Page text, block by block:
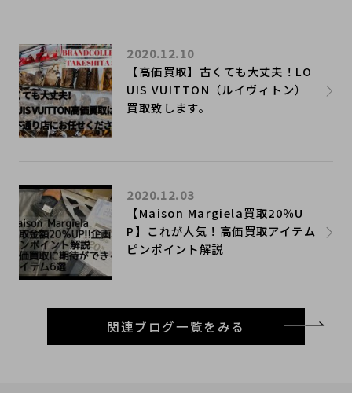
【高価買取】古くても大丈夫！LO
UIS VUITTON（ルイヴィトン）
買取致します。
2020.12.10
【Maison Margiela買取20％U
P】これが人気！高価買取アイテム
ピンポイント解説
2020.12.03
関連ブログ一覧をみる